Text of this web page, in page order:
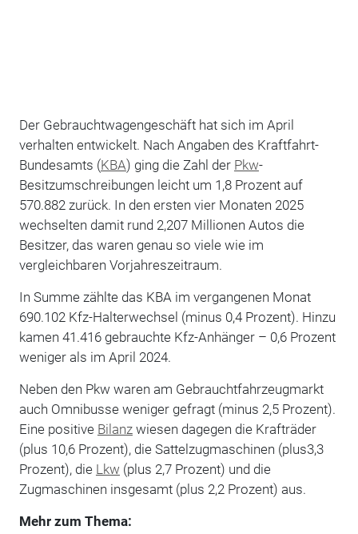
Der Gebrauchtwagengeschäft hat sich im April
verhalten entwickelt. Nach Angaben des Kraftfahrt-
Bundesamts (KBA) ging die Zahl der Pkw-
Besitzumschreibungen leicht um 1,8 Prozent auf
570.882 zurück. In den ersten vier Monaten 2025
wechselten damit rund 2,207 Millionen Autos die
Besitzer, das waren genau so viele wie im
vergleichbaren Vorjahreszeitraum.
In Summe zählte das KBA im vergangenen Monat
690.102 Kfz-Halterwechsel (minus 0,4 Prozent). Hinzu
kamen 41.416 gebrauchte Kfz-Anhänger – 0,6 Prozent
weniger als im April 2024.
Neben den Pkw waren am Gebrauchtfahrzeugmarkt
auch Omnibusse weniger gefragt (minus 2,5 Prozent).
Eine positive Bilanzwiesen dagegen die Krafträder
(plus 10,6 Prozent), die Sattelzugmaschinen (plus3,3
Prozent), die Lkw (plus 2,7 Prozent) und die
Zugmaschinen insgesamt (plus 2,2 Prozent) aus.
Mehr zum Thema: